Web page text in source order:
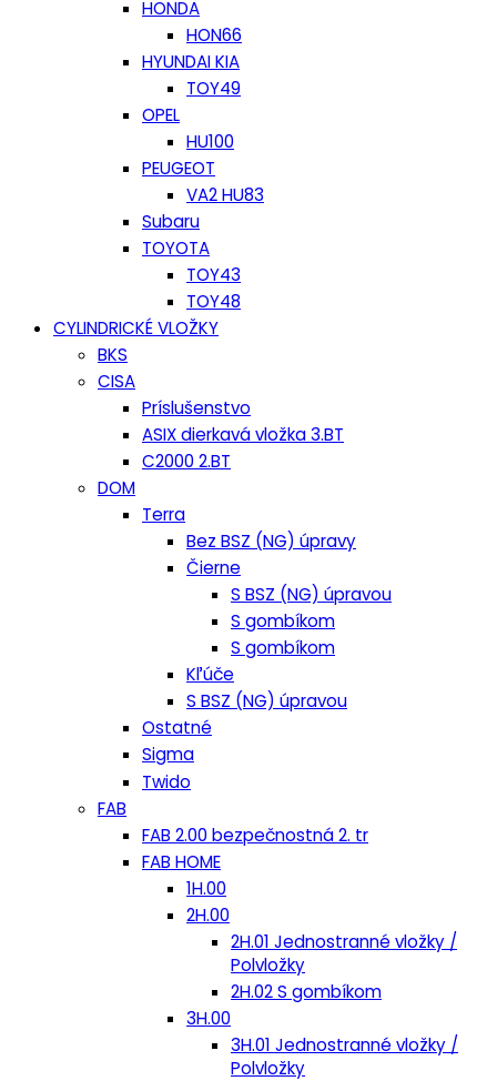
HONDA
HON66
HYUNDAI KIA
TOY49
OPEL
HU100
PEUGEOT
VA2 HU83
Subaru
TOYOTA
TOY43
TOY48
CYLINDRICKÉ VLOŽKY
BKS
CISA
Príslušenstvo
ASIX dierkavá vložka 3.BT
C2000 2.BT
DOM
Terra
Bez BSZ (NG) úpravy
Čierne
S BSZ (NG) úpravou
S gombíkom
S gombíkom
Kľúče
S BSZ (NG) úpravou
Ostatné
Sigma
Twido
FAB
FAB 2.00 bezpečnostná 2. tr
FAB HOME
1H.00
2H.00
2H.01 Jednostranné vložky /
Polvložky
2H.02 S gombíkom
3H.00
3H.01 Jednostranné vložky /
Polvložky